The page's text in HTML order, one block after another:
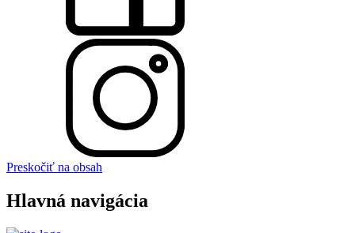
Preskočiť na obsah
Hlavná navigácia